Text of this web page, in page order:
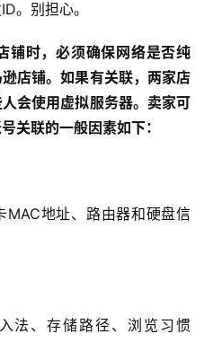
。别担心。
铺时，必须确保网络是否纯
店铺。如果有关联，两家店
会使用虚拟服务器。卖家可
关联的一般因素如下：
MAC地址、路由器和硬盘信
法、存储路径、浏览习惯